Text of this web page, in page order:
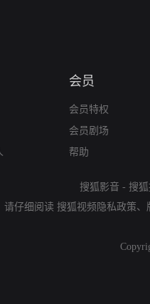
会员
会员特权
会员剧场
帮助
搜狐影音 - 搜
请仔细阅读 搜狐视频隐私政策、